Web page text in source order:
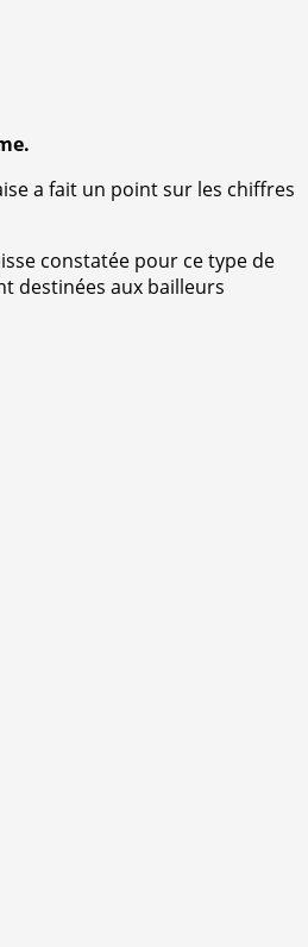
a fait un point sur les chiffres
constatée pour ce type de
destinées aux bailleurs